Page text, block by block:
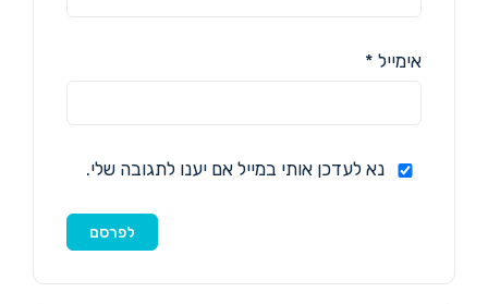
אימייל *
נא לעדכן אותי במייל אם יענו לתגובה שלי.